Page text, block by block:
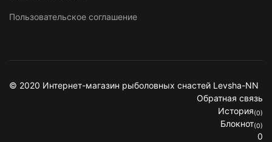
Пользовательское соглашение
© 2020 Интернет-магазин рыболовных снастей Levsha-NN
Обратная связь
История(0)
Блокнот(0)
0